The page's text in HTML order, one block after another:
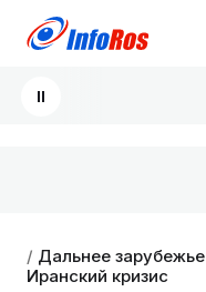
/ Дальнее зарубежье
Иранский кризис